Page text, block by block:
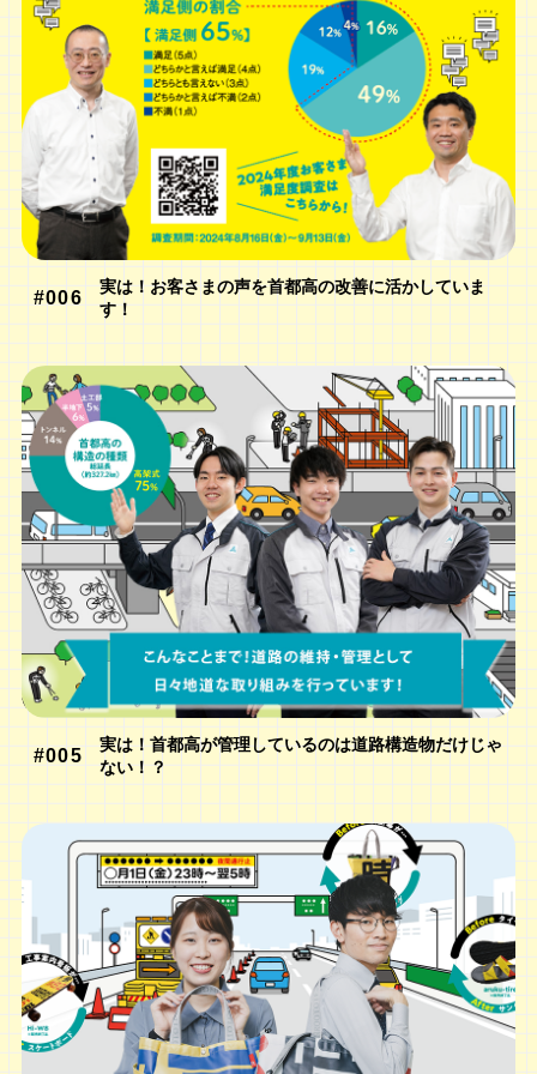
#006
実は！お客さまの声を首都高の改善に活かしていま
す！
#005
実は！首都高が管理しているのは道路構造物だけじゃ
ない！？